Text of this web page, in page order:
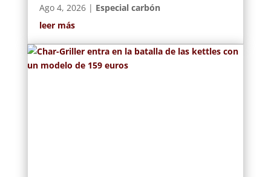
Ago 4, 2026| Especial carbón
leer más